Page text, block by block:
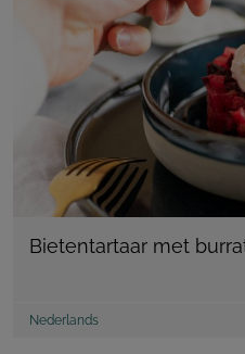
Bietentartaar met
Nederlands